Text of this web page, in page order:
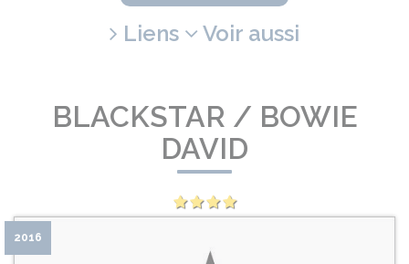
Liens
Voir aussi
BLACKSTAR / BOWIE
DAVID
2016